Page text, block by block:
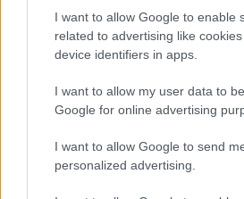
I want to allow Google to enable
related to advertising like
device identifiers in apps.
I want to allow my user data to
Google for online advertising
I want to allow Google to send
personalized advertising.